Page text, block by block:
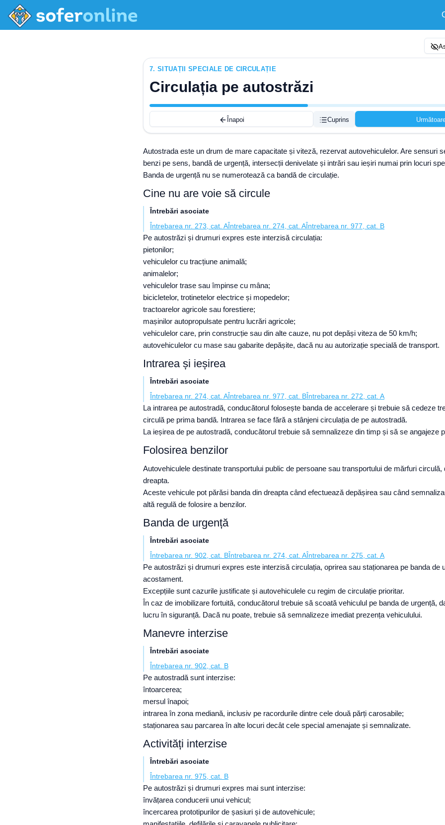
7. SITUAȚII SPECIALE DE CIRCULAȚIE
Circulația pe autostrăzi
Înapoi Cuprins
Autostrada este un drum de mare capacitate și viteză, rezervat autovehiculelor. Are sensuri
benzi pe sens, bandă de urgență, intersecții denivelate și intrări sau ieșiri numai prin locuri
Banda de urgență nu se numerotează ca bandă de circulație.
Cine nu are voie să circule
Întrebări asociate
Întrebarea nr. 273, cat. AÎntrebarea nr. 274, cat. AÎntrebarea nr. 977, cat. B
Pe autostrăzi și drumuri expres este interzisă circulația:
pietonilor;
vehiculelor cu tracțiune animală;
animalelor;
vehiculelor trase sau împinse cu mâna;
bicicletelor, trotinetelor electrice și mopedelor;
tractoarelor agricole sau forestiere;
mașinilor autopropulsate pentru lucrări agricole;
vehiculelor care, prin construcție sau din alte cauze, nu pot depăși viteza de 50 km/h;
autovehiculelor cu mase sau gabarite depășite, dacă nu au autorizație specială de transport.
Intrarea și ieșirea
Întrebări asociate
Întrebarea nr. 274, cat. AÎntrebarea nr. 977, cat. BÎntrebarea nr. 272, cat. A
La intrarea pe autostradă, conducătorul folosește banda de accelerare și trebuie să cedeze
circulă pe prima bandă. Intrarea se face fără a stânjeni circulația de pe autostradă.
La ieșirea de pe autostradă, conducătorul trebuie să semnalizeze din timp și să se angajeze
Folosirea benzilor
Autovehiculele destinate transportului public de persoane sau transportului de mărfuri circulă,
dreapta.
Aceste vehicule pot părăsi banda din dreapta când efectuează depășirea sau când
altă regulă de folosire a benzilor.
Banda de urgență
Întrebări asociate
Întrebarea nr. 902, cat. BÎntrebarea nr. 274, cat. AÎntrebarea nr. 275, cat. A
Pe autostrăzi și drumuri expres este interzisă circulația, oprirea sau staționarea pe banda de
acostament.
Excepțiile sunt cazurile justificate și autovehiculele cu regim de circulație prioritar.
În caz de imobilizare fortuită, conducătorul trebuie să scoată vehiculul pe banda de urgență,
lucru în siguranță. Dacă nu poate, trebuie să semnalizeze imediat prezența vehiculului.
Manevre interzise
Întrebări asociate
Întrebarea nr. 902, cat. B
Pe autostradă sunt interzise:
întoarcerea;
mersul înapoi;
intrarea în zona mediană, inclusiv pe racordurile dintre cele două părți carosabile;
staționarea sau parcarea în alte locuri decât cele special amenajate și semnalizate.
Activități interzise
Întrebări asociate
Întrebarea nr. 975, cat. B
Pe autostrăzi și drumuri expres mai sunt interzise:
învățarea conducerii unui vehicul;
încercarea prototipurilor de șasiuri și de autovehicule;